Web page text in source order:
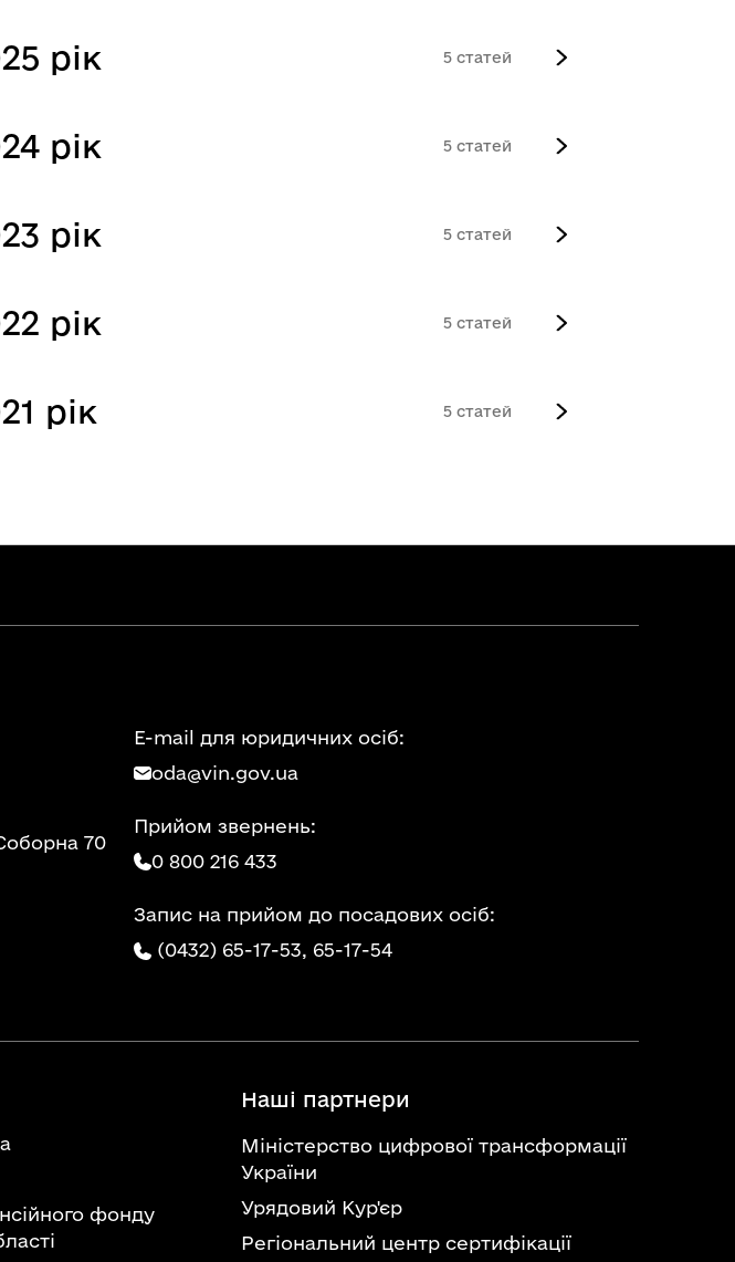
рік 5
рік 5
рік 5
рік 5
рік 5
70
E-mail для юридичних осіб:
oda@vin.gov.ua
Прийом звернень:
0 800 216 433
Запис на прийом до посадових осіб:
(0432) 65-17-53, 65-17-54
фонду
Наші партнери
Міністерство цифрової трансформації
України
Урядовий Кур'єр
Регіональний центр сертифікації